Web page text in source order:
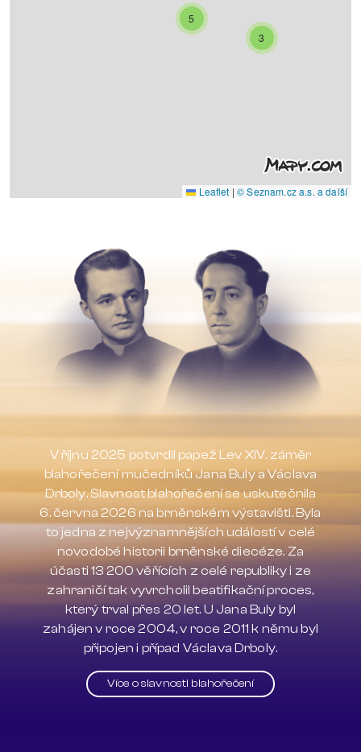
3
5
Leaflet | © Seznam.cz a.s. a další
V říjnu 2025 potvrdil papež Lev XIV. záměr
blahořečení mučedníků Jana Buly a Václava
Drboly. Slavnost blahořečení se uskutečnila
6. června 2026 na brněnském výstavišti. Byla
to jedna z nejvýznamnějších událostí v celé
novodobé historii brněnské diecéze. Za
účasti 13 200 věřících z celé republiky i ze
zahraničí tak vyvrcholil beatifikační proces,
který trval přes 20 let. U Jana Buly byl
zahájen v roce 2004, v roce 2011 k němu byl
připojen i případ Václava Drboly.
Více o slavnosti blahořečení